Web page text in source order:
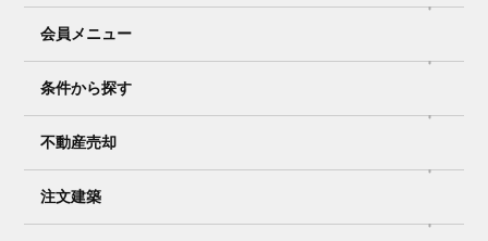
会員メニュー
条件から探す
不動産売却
注文建築